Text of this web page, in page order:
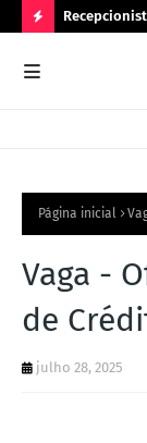
O
V
G
A
Página inicial
Vaga -
de
julho 28, 2025